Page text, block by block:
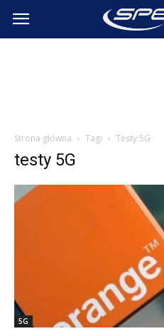
SpeedTest.pl
Strona główna Tagi Testy 5G
testy 5G
5G